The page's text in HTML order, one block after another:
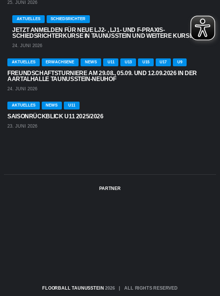
25. JUNI 2026
AKTUELLES SCHIEDSRICHTER
JETZT ANMELDEN FÜR NEUE LJ2- , LJ1- UND F-PRAXIS-
SCHIEDSRICHTERKURSE IN TAUNUSSTEIN UND WEITERE KURSE
24. JUNI 2026
AKTUELLES ERWACHSENE NEWS U11 U13 U15 U17 U9
FREUNDSCHAFTSTURNIERE AM 29.08., 05.09. UND 12.09.2026 IN DER
AARTALHALLE TAUNUSSTEIN-NEUHOF
24. JUNI 2026
AKTUELLES NEWS U11
SAISONRÜCKBLICK U11 2025/2026
23. JUNI 2026
PARTNER
FLOORBALL TAUNUSSTEIN 2026 | ALL RIGHTS RESERVED